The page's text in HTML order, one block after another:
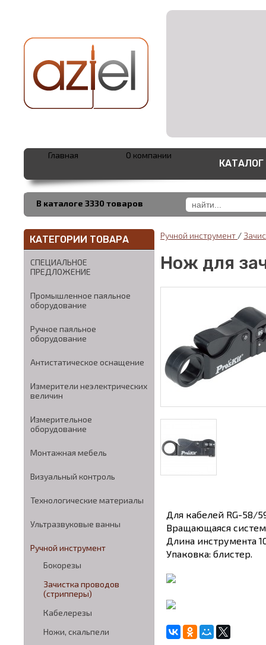
В каталоге 3330 товаров
Главная О компании
КАТАЛОГ
КАТЕГОРИИ ТОВАРА
СПЕЦИАЛЬНОЕ
ПРЕДЛОЖЕНИЕ
Промышленное паяльное
оборудование
Ручное паяльное
оборудование
Антистатическое оснащение
Измерители неэлектрических
величин
Измерительное
оборудование
Монтажная мебель
Визуальный контроль
Технологические материалы
Ультразвуковые ванны
Ручной инструмент
Бокорезы
Зачистка проводов
(стрипперы)
Кабелерезы
Ножи, скальпели
Ручной инструмент /
Нож для
Для кабелей RG-58/
Вращающаяся
Длина инструмента
Упаковка: блистер.